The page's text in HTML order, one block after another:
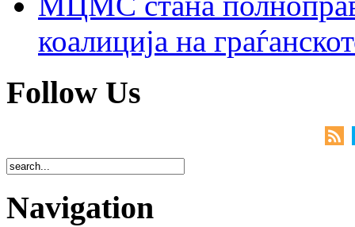
коалиција на
Follow Us
Navigation